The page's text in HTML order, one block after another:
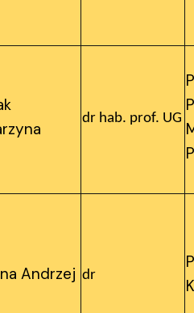
dr hab. prof. UG
Andrzej dr